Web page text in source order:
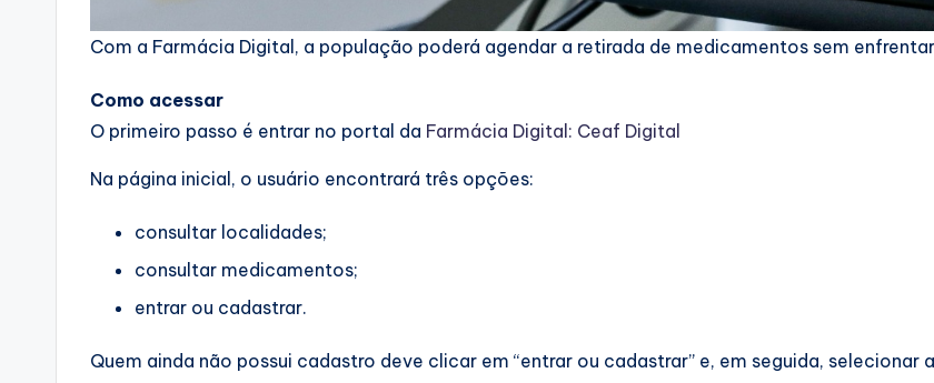
Com a Farmácia Digital, a população poderá agendar a retirada de medicamentos sem
Como acessar
O primeiro passo é entrar no portal da Farmácia Digital: Ceaf Digital
Na página inicial, o usuário encontrará três opções:
consultar localidades;
consultar medicamentos;
entrar ou cadastrar.
Quem ainda não possui cadastro deve clicar em “entrar ou cadastrar” e, em seguida, selecionar